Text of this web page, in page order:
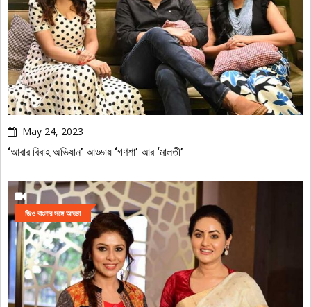
May 24, 2023
‘আবার বিবাহ অভিযান’ আড্ডায় ‘গণশা’ আর ‘মালতী’
জিও বাংলার সঙ্গে আড্ডা